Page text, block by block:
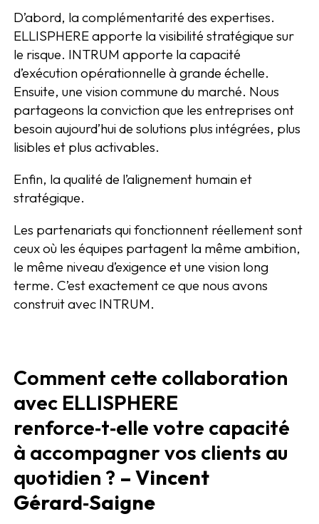
D’abord, la complémentarité des expertises.
ELLISPHERE apporte la visibilité stratégique sur
le risque. INTRUM apporte la capacité
d’exécution opérationnelle à grande échelle.
Ensuite, une vision commune du marché. Nous
partageons la conviction que les entreprises ont
besoin aujourd’hui de solutions plus intégrées, plus
lisibles et plus activables.
Enfin, la qualité de l’alignement humain et
stratégique.
Les partenariats qui fonctionnent réellement sont
ceux où les équipes partagent la même ambition,
le même niveau d’exigence et une vision long
terme. C’est exactement ce que nous avons
construit avec INTRUM.
Comment cette collaboration
avec ELLISPHERE
renforce‑t‑elle votre capacité
à accompagner vos clients au
quotidien ? – Vincent
Gérard‑Saigne